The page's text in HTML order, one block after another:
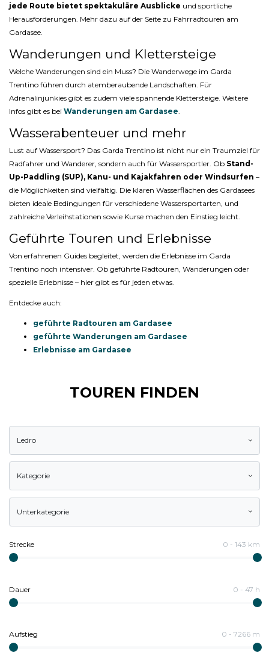
jede Route bietet spektakuläre Ausblicke und sportliche
Herausforderungen. Mehr dazu auf der Seite zu Fahrradtouren am
Gardasee.
Wanderungen und Klettersteige
Welche Wanderungen sind ein Muss? Die Wanderwege im Garda
Trentino führen durch atemberaubende Landschaften. Für
Adrenalinjunkies gibt es zudem viele spannende Klettersteige. Weitere
Infos gibt es bei Wanderungen am Gardasee.
Wasserabenteuer und mehr
Lust auf Wassersport? Das Garda Trentino ist nicht nur ein Traumziel für
Radfahrer und Wanderer, sondern auch für Wassersportler. Ob Stand-
Up-Paddling (SUP), Kanu- und Kajakfahren oder Windsurfen –
die Möglichkeiten sind vielfältig. Die klaren Wasserflächen des Gardasees
bieten ideale Bedingungen für verschiedene Wassersportarten, und
zahlreiche Verleihstationen sowie Kurse machen den Einstieg leicht.
Geführte Touren und Erlebnisse
Von erfahrenen Guides begleitet, werden die Erlebnisse im Garda
Trentino noch intensiver. Ob geführte Radtouren, Wanderungen oder
spezielle Erlebnisse – hier gibt es für jeden etwas.
Entdecke auch:
geführte Radtouren am Gardasee
geführte Wanderungen am Gardasee
Erlebnisse am Gardasee
TOUREN FINDEN
Ledro
Kategorie
Unterkategorie
Strecke 0 - 143 km
Dauer 0 - 47 h
Aufstieg 0 - 7266 m